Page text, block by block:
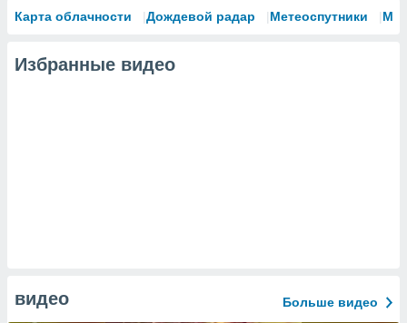
Карта облачности Дождевой радар Метеоспутники
Избранные видео
видео Больше видео